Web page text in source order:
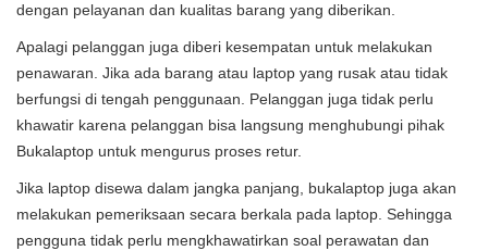
dengan pelayanan dan kualitas barang yang diberikan.
Apalagi pelanggan juga diberi kesempatan untuk melakukan
penawaran. Jika ada barang atau laptop yang rusak atau tidak
berfungsi di tengah penggunaan. Pelanggan juga tidak perlu
khawatir karena pelanggan bisa langsung menghubungi pihak
Bukalaptop untuk mengurus proses retur.
Jika laptop disewa dalam jangka panjang, bukalaptop juga akan
melakukan pemeriksaan secara berkala pada laptop. Sehingga
pengguna tidak perlu mengkhawatirkan soal perawatan dan